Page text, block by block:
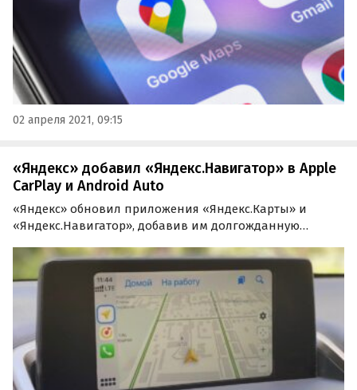
02 апреля 2021, 09:15
«Яндекс» добавил «Яндекс.Навигатор» в Apple
CarPlay и Android Auto
«Яндекс» обновил приложения «Яндекс.Карты» и
«Яндекс.Навигатор», добавив им долгожданную
Все, что нужно – купить подписку «Яндекс.Плюс» (если
она еще не куплена – прим.) и подключить смартфон